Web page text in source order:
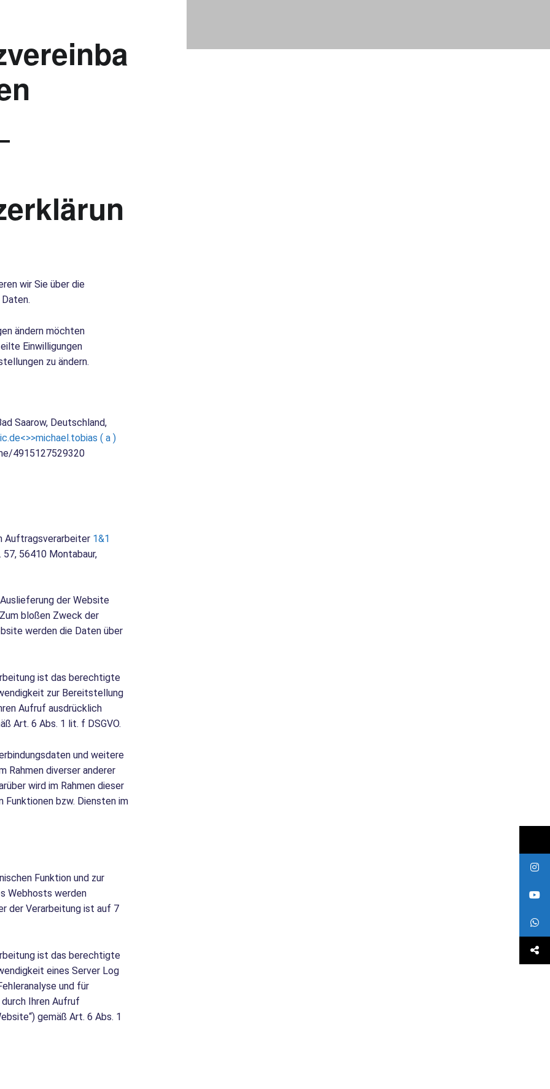
Bad Saarow Electric
wir Sie über die
ändern möchten
Einwilligungen
zu ändern.
Saarow, Deutschland,
( a )
4915127529320
Auftragsverarbeiter 1&1
57, 56410 Montabaur,
der Website
bloßen Zweck der
werden die Daten über
ist das berechtigte
zur Bereitstellung
Aufruf ausdrücklich
Art. 6 Abs. 1 lit. f DSGVO.
und weitere
Rahmen diverser anderer
wird im Rahmen dieser
Funktionen bzw. Diensten im
Funktion und zur
Webhosts werden
der Verarbeitung ist auf 7
ist das berechtigte
eines Server Log
und für
Ihren Aufruf
gemäß Art. 6 Abs. 1